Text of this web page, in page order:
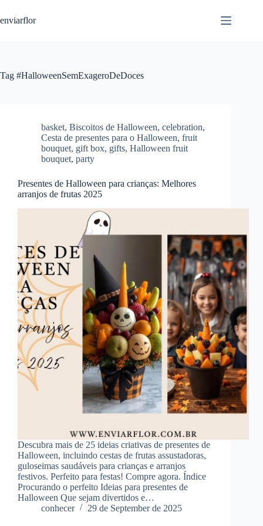
k
c
enviarflor
Tag #HalloweenSemExageroDeDoces
basket, Biscoitos de Halloween, celebration,
Cesta de presentes para o Halloween, fruit
bouquet, gift box, gifts, Halloween fruit
bouquet, party
Presentes de Halloween para crianças: Melhores
arranjos de frutas 2025
Descubra mais de 25 ideias criativas de presentes de
Halloween, incluindo cestas de frutas assustadoras,
guloseimas saudáveis ​​para crianças e arranjos
festivos. Perfeito para festas! Compre agora. Índice
Procurando o perfeito Ideias para presentes de
Halloween Que sejam divertidos e…
conhecer
29 de September de 2025